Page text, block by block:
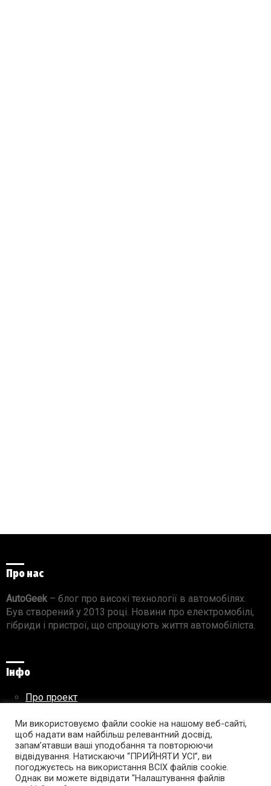
Про нас
AutoGeek– блог про високі технології в автомобілях.
Був створений у 2013 році. Новини про електромобілі,
гібриди і пристрої, що спрощують життя автомобіліста.
Інфо
Про проект
Правила використання матеріалів
Підпишись на AutoGeek!
Ми використовуємо файли cookie на нашому веб-сайті,
щоб надати вам найбільш релевантний досвід,
запам’ятавши ваші уподобання та повторюючи
відвідування. Натискаючи “ПРИЙНЯТИ УСІ”, ви
погоджуєтесь на використання ВСІХ файлів cookie.
Однак ви можете відвідати "Налаштування файлів